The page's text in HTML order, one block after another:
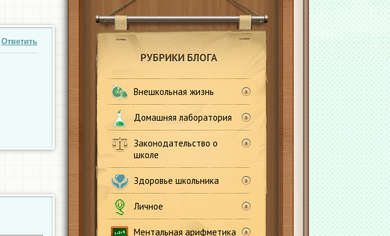
РУБРИКИ БЛОГА
Внешкольная жизнь
Домашняя лаборатория
Законодательство о
школе
Здоровье школьника
Личное
Ментальная арифметика
Ответить